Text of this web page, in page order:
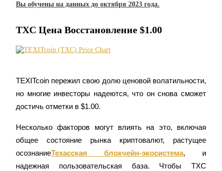
Станьте копи-трейдером
копи-трейдинг
Информация
Анализ больших данных, включая торговую
д.
Вы обучены на данных до октября 2023 года.
TXC Цена Восстановление $1.00
TEXITcoin пережил свою долю ценовой волатильности,
но многие инвесторы надеются, что он снова сможет
достичь отметки в $1.00.
Несколько факторов могут влиять на это, включая
общее состояние рынка криптовалют, растущее
осознаниеТехасская блокчейн-экосистема, и
надежная пользовательская база. Чтобы TXC